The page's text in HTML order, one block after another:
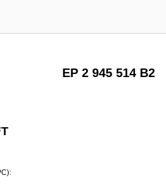
EP 2 945 514 B2